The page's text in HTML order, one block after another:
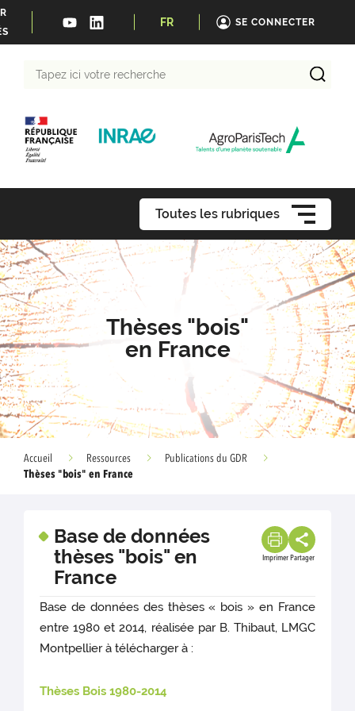
FR SE CONNECTER
Toutes les rubriques
Thèses "bois"
en France
Accueil Ressources
Publications du GDR
Thèses "bois" en France
Base de données
thèses "bois" en
France
Imprimer Partager
Base de données des thèses « bois » en France
entre 1980 et 2014, réalisée par B. Thibaut, LMGC
Montpellier à télécharger à :
Thèses Bois 1980-2014